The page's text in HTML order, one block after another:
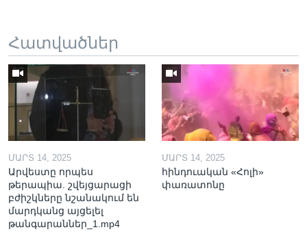
Հատվածներ
ՄԱՐՏ 14, 2025
Արվեստը որպես
թերապիա. շվեյցարացի
բժիշկները նշանակում են
մարդկանց այցելել
թանգարաններ_1.mp4
ՄԱՐՏ 14, 2025
հինդուական «Հոլի»
փառատոնը